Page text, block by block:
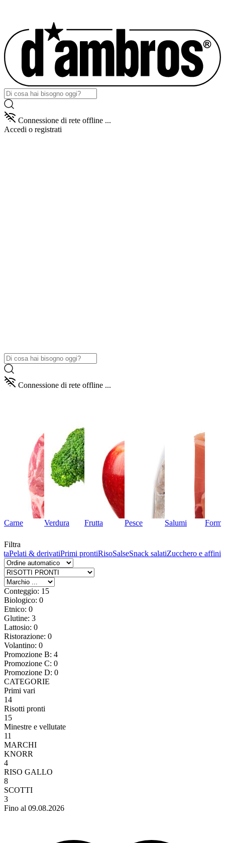
Connessione di rete offline ...
Accedi o registrati
Connessione di rete offline ...
Carne Verdura Frutta Pesce Salumi
Filtra
Pelati & derivatiPrimi prontiRisoSalseSnack salatiZucchero e affini
Conteggio: 15
Biologico: 0
Etnico: 0
Glutine: 3
Lattosio: 0
Ristorazione: 0
Volantino: 0
Promozione B: 4
Promozione C: 0
Promozione D: 0
CATEGORIE
Primi vari
14
Risotti pronti
15
Minestre e vellutate
11
MARCHI
KNORR
4
RISO GALLO
8
SCOTTI
3
Fino al 09.08.2026